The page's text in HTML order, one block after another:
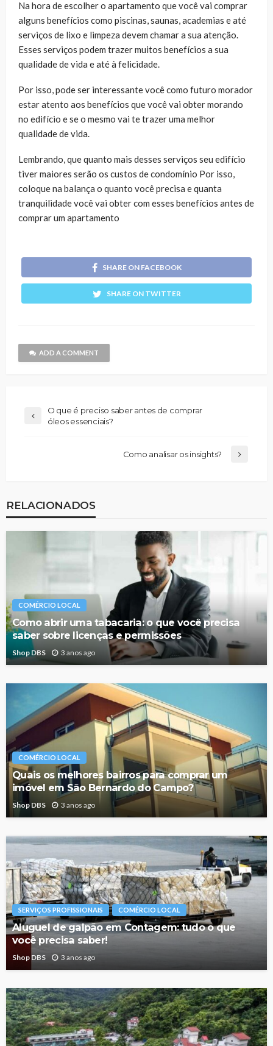
Na hora de escolher o apartamento que você vai comprar
alguns benefícios como piscinas, saunas, academias e até
serviços de lixo e limpeza devem chamar a sua atenção.
Esses serviços podem trazer muitos benefícios a sua
qualidade de vida e até à felicidade.
Por isso, pode ser interessante você como futuro morador
estar atento aos benefícios que você vai obter morando
no edifício e se o mesmo vai te trazer uma melhor
qualidade de vida.
Lembrando, que quanto mais desses serviços seu edifício
tiver maiores serão os custos de condomínio Por isso,
coloque na balança o quanto você precisa e quanta
tranquilidade você vai obter com esses benefícios antes de
comprar um apartamento
SHARE ON FACEBOOK
SHARE ON TWITTER
ADD A COMMENT
O que é preciso saber antes de comprar
óleos essenciais?
Como analisar os insights?
RELACIONADOS
COMÉRCIO LOCAL
Como abrir uma tabacaria: o que você precisa
saber sobre licenças e permissões
Shop DBS 3 anos ago
COMÉRCIO LOCAL
Quais os melhores bairros para comprar um
imóvel em São Bernardo do Campo?
Shop DBS 3 anos ago
SERVIÇOS PROFISSIONAIS COMÉRCIO LOCAL
Aluguel de galpão em Contagem: tudo o que
você precisa saber!
Shop DBS 3 anos ago